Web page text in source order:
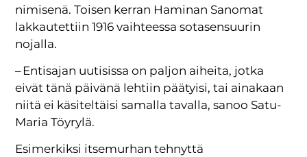
nimisenä. Toisen kerran Haminan Sanomat
lakkautettiin 1916 vaihteessa sotasensuurin
nojalla.
– Entisajan uutisissa on paljon aiheita, jotka
eivät tänä päivänä lehtiin päätyisi, tai ainakaan
niitä ei käsiteltäisi samalla tavalla, sanoo Satu-
Maria Töyrylä.
Esimerkiksi itsemurhan tehnyttä